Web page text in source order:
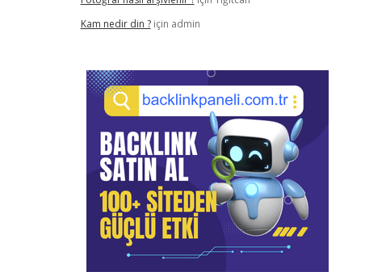
Kam nedir din ?için admin